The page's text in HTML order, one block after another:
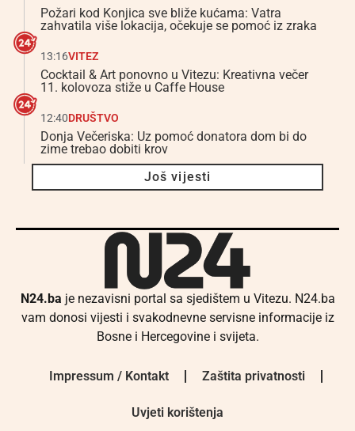
Požari kod Konjica sve bliže kućama: Vatra
zahvatila više lokacija, očekuje se pomoć iz zraka
13:16VITEZ
Cocktail & Art ponovno u Vitezu: Kreativna večer
11. kolovoza stiže u Caffe House
12:40DRUŠTVO
Donja Večeriska: Uz pomoć donatora dom bi do
zime trebao dobiti krov
Još vijesti
N24.ba je nezavisni portal sa sjedištem u Vitezu. N24.ba
vam donosi vijesti i svakodnevne servisne informacije iz
Bosne i Hercegovine i svijeta.
Impressum / Kontakt Zaštita privatnosti
Uvjeti korištenja